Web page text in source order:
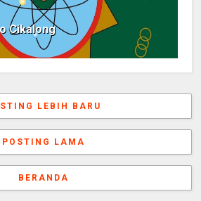
Cikalong
LEBIH BARU
POSTING LAMA
BERANDA